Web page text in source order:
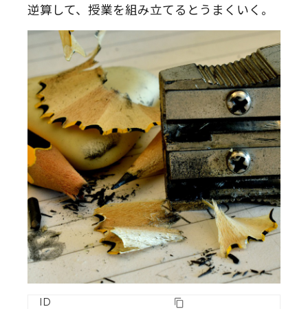
逆算して、授業を組み立てるとうまくいく。
ID